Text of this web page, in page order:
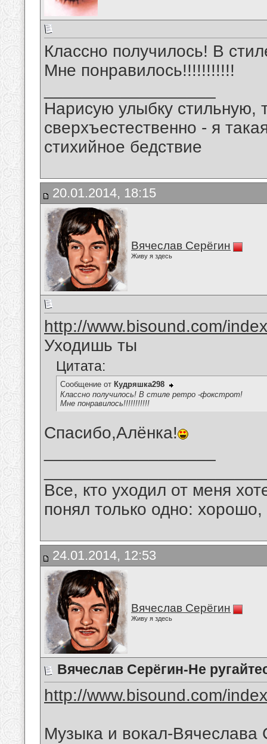
Классно получилось! В
Мне понравилось!!!!!!!!!!!
Нарисую улыбку стильную,
сверхъестественно - я
стихийное бедствие
20.01.2014, 18:15
Вячеслав Серёгин
Живу я здесь
http://www.bisound.com/
Уходишь ты
Цитата:
Сообщение от Кудряшка298
Классно получилось! В стиле ретро -фокстрот!
Мне понравилось!!!!!!!!!!!
Спасибо,Алёнка!
Все, кто уходил от меня
понял только одно:
24.01.2014, 12:53
Вячеслав Серёгин
Живу я здесь
Вячеслав Серёгин-Не
http://www.bisound.com/
Музыка и вокал-Вячеслава